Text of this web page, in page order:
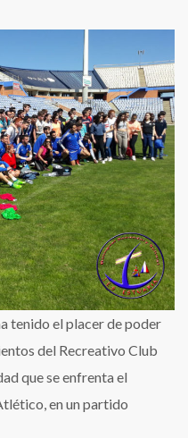
tenido el placer de poder
del Recreativo Club
que se enfrenta el
en un partido